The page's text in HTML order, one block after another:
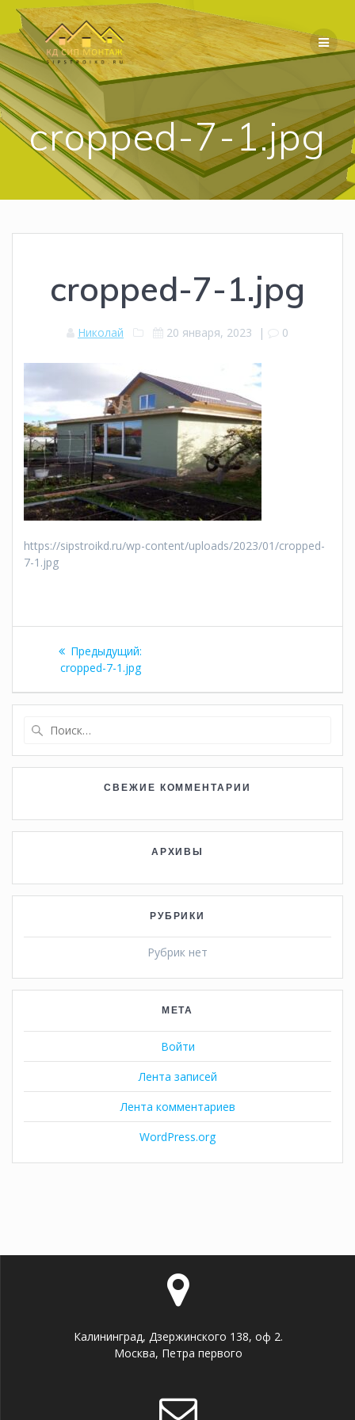
Перейти
содержимому
cropped-7-1.jpg
cropped-7-1.jpg
Николай 20 января, 2023 | 0
https://sipstroikd.ru/wp-content/uploads/2023/01/cropped-
7-1.jpg
Навигация
записям
Предыдущий:
запись:
cropped-7-1.jpg
СВЕЖИЕ КОММЕНТАРИИ
АРХИВЫ
РУБРИКИ
Рубрик нет
МЕТА
Войти
Лента записей
Лента комментариев
WordPress.org
Калининград, Дзержинского 138, оф 2.
Москва, Петра первого